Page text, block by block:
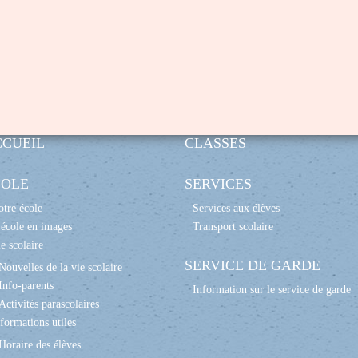
école
en images
scolaire
de la vie scolaire
Info-parents
Activités parascolaires
utiles
des élèves
CLASSES
SERVICES
Services aux élèves
Transport scolaire
SERVICE DE GARDE
Information sur le service de garde